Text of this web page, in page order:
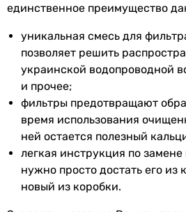
единственное преимущество
уникальная смесь для
позволяет решить
украинской водопроводной
и прочее;
фильтры предотвращают
время использования
ней остается полезный
легкая инструкция по
нужно просто достать его из
новый из коробки.